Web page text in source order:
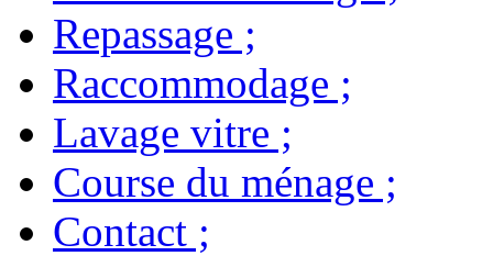
Repassage ;
Raccommodage ;
Lavage vitre ;
Course du ménage ;
Contact ;